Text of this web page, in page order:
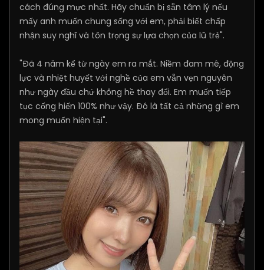
cách đúng mực nhất. Hãy chuẩn bị sẵn tâm lý nếu
mấy anh muốn chung sống với em, phải biết chấp
nhận suy nghĩ và tôn trọng sự lựa chọn của lũ trẻ".
"Đã 4 năm kể từ ngày em ra mắt. Niềm đam mê, động
lực và nhiệt huyết với nghề của em vẫn vẹn nguyên
như ngày đầu chứ không hề thay đổi. Em muốn tiếp
tục cống hiến 100% như vậy. Đó là tất cả những gì em
mong muốn hiện tại".